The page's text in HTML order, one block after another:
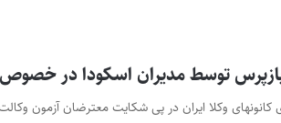
توسط مدیران اسکودا در خصوص
وکلا ایران در پی شکایت معترضان آزمون وکالت سال ۹۰ و صدور دستور بازپرس